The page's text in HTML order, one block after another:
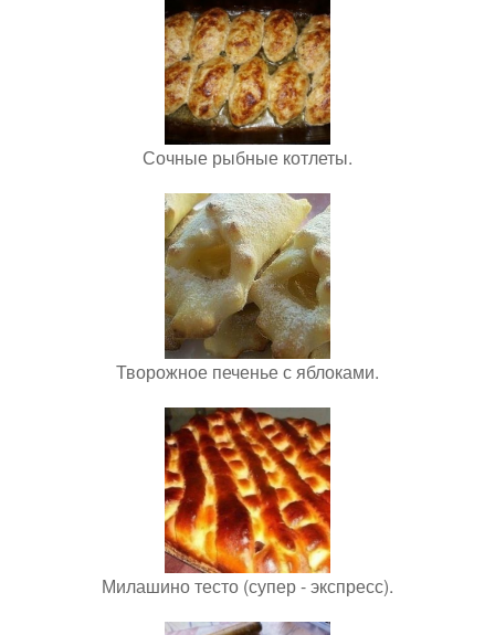
Сочные рыбные котлеты.
Творожное печенье с яблоками.
Милашино тесто (супер - экспресс).